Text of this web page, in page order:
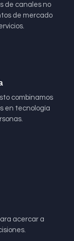
de canales no
de mercado
combinamos
en tecnología
acercar a